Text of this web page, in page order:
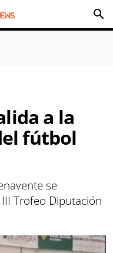
search
a la
fútbol
se
Trofeo Diputación